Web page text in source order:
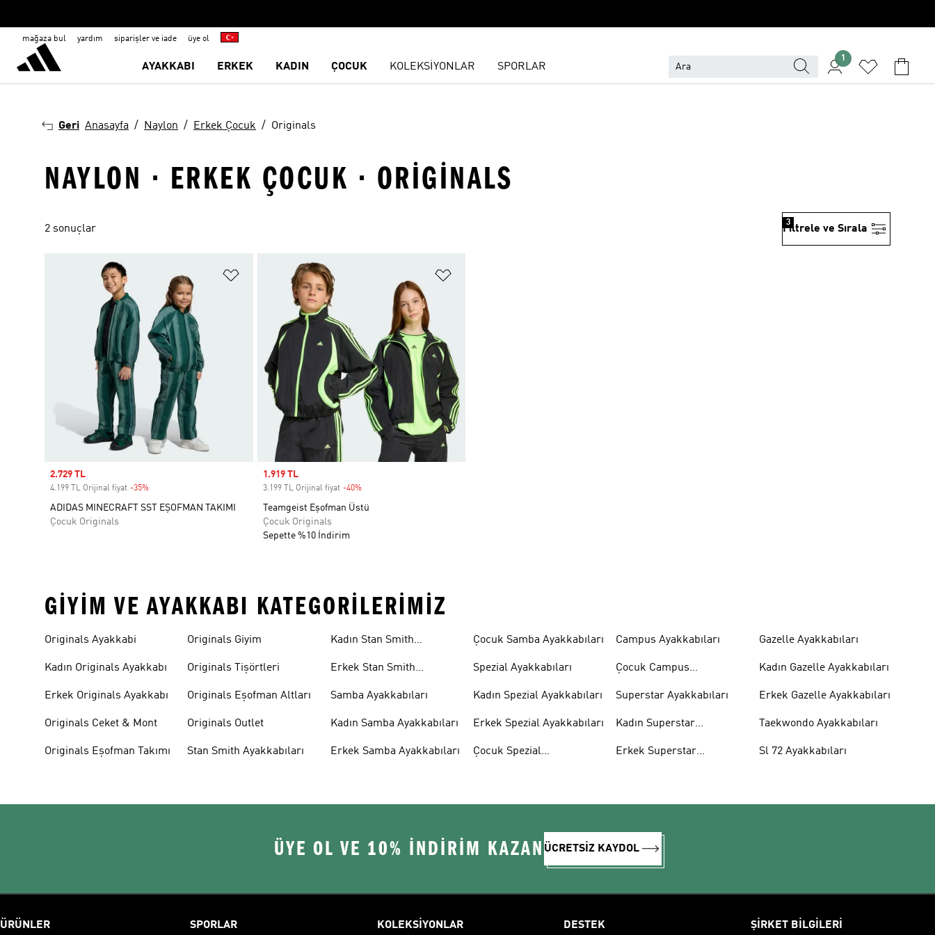
mağaza bul yardım siparişler ve iade üye ol
AYAKKABI ERKEK KADIN ÇOCUK KOLEKSİYONLAR SPORLAR
1
Geri Anasayfa Naylon Erkek Çocuk Originals
NAYLON · ERKEK ÇOCUK · ORIGINALS
2 sonuçlar Filtrele ve Sırala
3
Favori Listesine Ekle
Sale price
2.729 TL
4.199 TL Orijinal fiyat -35%
ADIDAS MINECRAFT SST EŞOFMAN TAKIMI
Çocuk Originals
Sale price
1.919 TL
3.199 TL Orijinal fiyat -40%Discount
Teamgeist Eşofman Üstü
Çocuk Originals
Sepette %10 İndirim
GIYIM VE AYAKKABI KATEGORILERIMIZ
Originals Ayakkabi
Kadın Originals Ayakkabı
Erkek Originals Ayakkabı
Originals Ceket & Mont
Originals Eşofman Takımı
Originals Giyim
Originals Tişörtleri
Originals Eşofman Altları
Originals Outlet
Stan Smith Ayakkabıları
Kadın Stan Smith
Erkek Stan Smith
Samba Ayakkabıları
Kadın Samba Ayakkabıları
Erkek Samba Ayakkabıları
Çocuk Samba Ayakkabıları
Spezial Ayakkabıları
Kadın Spezial Ayakkabıları
Erkek Spezial Ayakkabıları
Çocuk Spezial
Campus Ayakkabıları
Çocuk Campus
Superstar Ayakkabıları
Kadın Superstar
Erkek Superstar
Gazelle Ayakkabıları
Kadın Gazelle Ayakkabıları
Erkek Gazelle Ayakkabıları
Taekwondo Ayakkabıları
Sl 72 Ayakkabıları
ÜYE OL VE 10% İNDİRİM KAZAN ÜCRETSİZ KAYDOL
ÜRÜNLER SPORLAR KOLEKSİYONLAR DESTEK ŞİRKET BİLGİLERİ